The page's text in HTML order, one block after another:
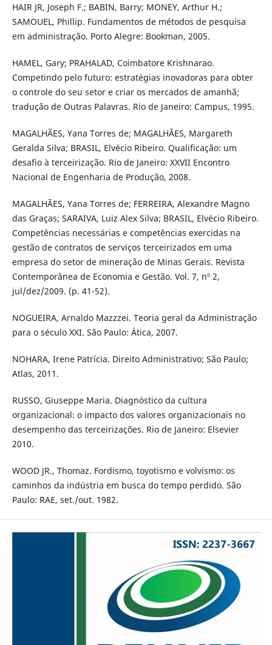
HAIR JR, Joseph F.; BABIN, Barry; MONEY, Arthur H.;
SAMOUEL, Phillip. Fundamentos de métodos de pesquisa
em administração. Porto Alegre: Bookman, 2005.
HAMEL, Gary; PRAHALAD, Coimbatore Krishnarao.
Competindo pelo futuro: estratégias inovadoras para obter
o controle do seu setor e criar os mercados de amanhã;
tradução de Outras Palavras. Rio de Janeiro: Campus, 1995.
MAGALHÃES, Yana Torres de; MAGALHÃES, Margareth
Geralda Silva; BRASIL, Elvécio Ribeiro. Qualificação: um
desafio à terceirização. Rio de Janeiro: XXVII Encontro
Nacional de Engenharia de Produção, 2008.
MAGALHÃES, Yana Torres de; FERREIRA, Alexandre Magno
das Graças; SARAIVA, Luiz Alex Silva; BRASIL, Elvécio Ribeiro.
Competências necessárias e competências exercidas na
gestão de contratos de serviços terceirizados em uma
empresa do setor de mineração de Minas Gerais. Revista
Contemporânea de Economia e Gestão. Vol. 7, nº 2,
jul/dez/2009. (p. 41-52).
NOGUEIRA, Arnaldo Mazzzei. Teoria geral da Administração
para o século XXI. São Paulo: Ática, 2007.
NOHARA, Irene Patrícia. Direito Administrativo; São Paulo;
Atlas, 2011.
RUSSO, Giuseppe Maria. Diagnóstico da cultura
organizacional: o impacto dos valores organizacionais no
desempenho das terceirizações. Rio de Janeiro: Elsevier
2010.
WOOD JR., Thomaz. Fordismo, toyotismo e volvismo: os
caminhos da indústria em busca do tempo perdido. São
Paulo: RAE, set./out. 1982.